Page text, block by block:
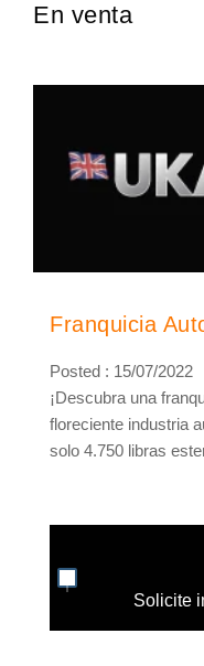
En venta
Franquicia
Posted : 15/07/2022
¡Descubra una
floreciente industria
solo 4.750 libras
Solicite